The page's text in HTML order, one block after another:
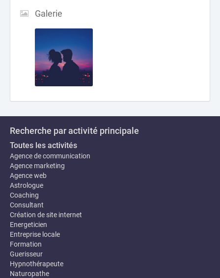
Galerie
Recherche par activité principale
Toutes les activités
Agence de communication
Agence marketing
Agence web
Astrologue
Coaching
Consultant
Création de site internet
Energeticien
Entreprise locale
Formation
Guerisseur
Hypnothérapeute
Naturopathe